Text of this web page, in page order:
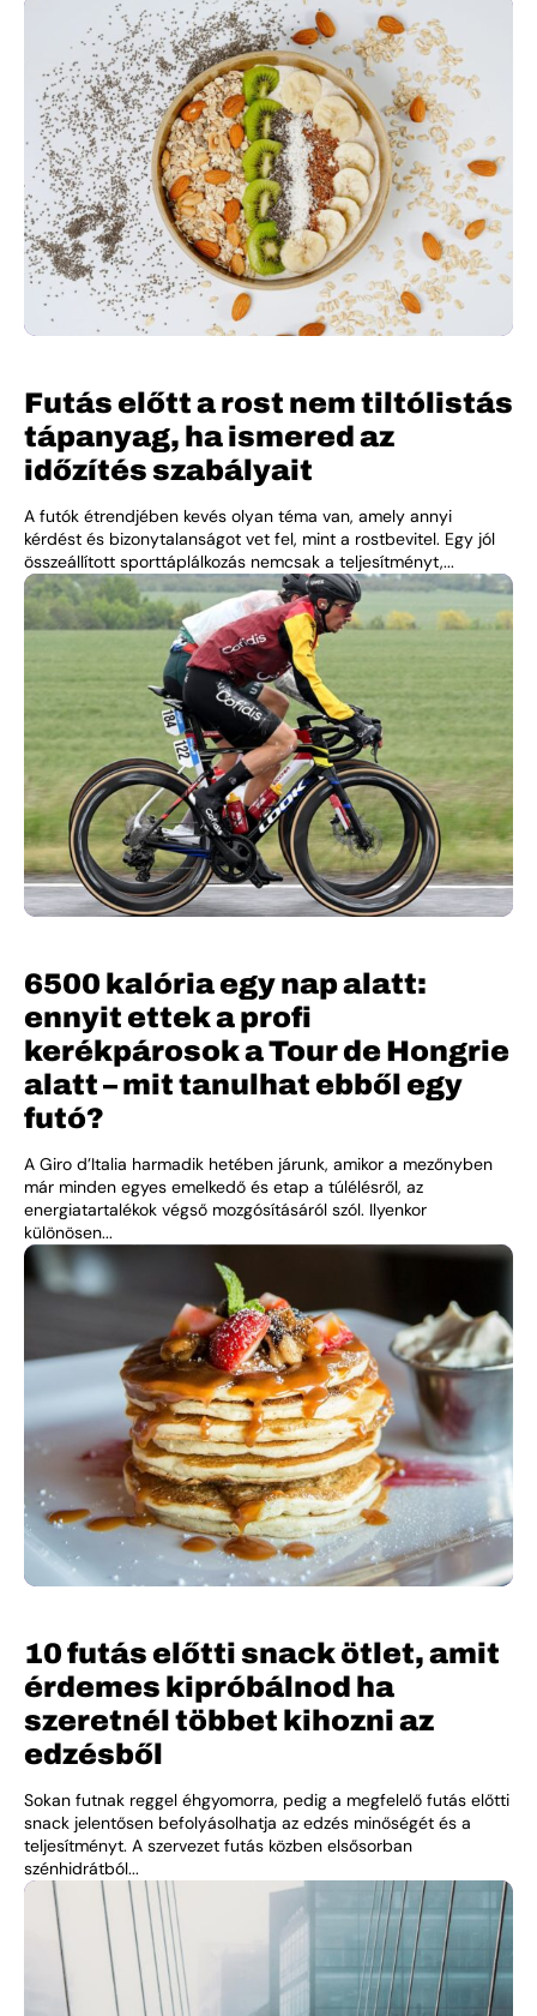
Futás előtt a rost nem tiltólistás
tápanyag, ha ismered az
időzítés szabályait
A futók étrendjében kevés olyan téma van, amely annyi
kérdést és bizonytalanságot vet fel, mint a rostbevitel. Egy jól
összeállított sporttáplálkozás nemcsak a teljesítményt,...
6500 kalória egy nap alatt:
ennyit ettek a profi
kerékpárosok a Tour de Hongrie
alatt – mit tanulhat ebből egy
futó?
A Giro d’Italia harmadik hetében járunk, amikor a mezőnyben
már minden egyes emelkedő és etap a túlélésről, az
energiatartalékok végső mozgósításáról szól. Ilyenkor
különösen...
10 futás előtti snack ötlet, amit
érdemes kipróbálnod ha
szeretnél többet kihozni az
edzésből
Sokan futnak reggel éhgyomorra, pedig a megfelelő futás előtti
snack jelentősen befolyásolhatja az edzés minőségét és a
teljesítményt. A szervezet futás közben elsősorban
szénhidrátból...